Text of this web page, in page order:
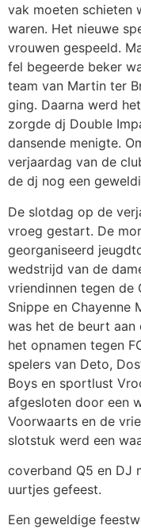
vak moeten schieten
waren. Het nieuwe
vrouwen gespeeld.
fel begeerde beker
team van Martin ter
ging. Daarna werd
zorgde dj Double
dansende menigte.
verjaardag van de
de dj nog een
De slotdag op de
vroeg gestart. De
georganiseerd
wedstrijd van de
vriendinnen tegen de
Snippe en Chayenne
was het de beurt aan
het opnamen tegen
spelers van Deto,
Boys en sportlust
afgesloten door een
Voorwaarts en de
slotstuk werd een
coverband Q5 en DJ
uurtjes gefeest.
Een geweldige